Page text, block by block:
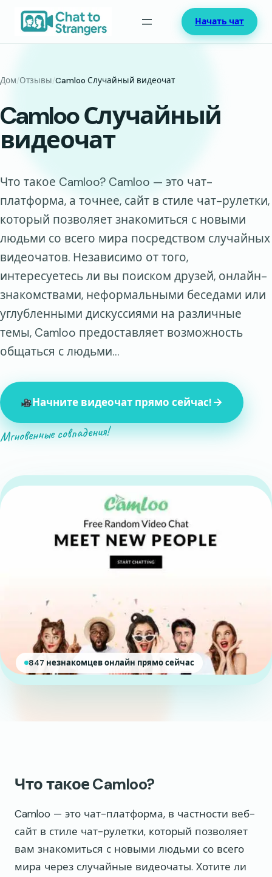
Перейти
содержимому
Начать чат
Дом/Отзывы/Camloo Случайный видеочат
Camloo Случайный
видеочат
Что такое Camloo? Camloo — это чат-
платформа, а точнее, сайт в стиле чат-рулетки,
который позволяет знакомиться с новыми
людьми со всего мира посредством случайных
видеочатов. Независимо от того,
интересуетесь ли вы поиском друзей, онлайн-
знакомствами, неформальными беседами или
углубленными дискуссиями на различные
темы, Camloo предоставляет возможность
общаться с людьми…
Начните видеочат прямо сейчас!
Мгновенные совпадения!
847 незнакомцев онлайн прямо сейчас
Что такое Camloo?
Camloo — это чат-платформа, в частности веб-
сайт в стиле чат-рулетки, который позволяет
вам знакомиться с новыми людьми со всего
мира через случайные видеочаты. Хотите ли